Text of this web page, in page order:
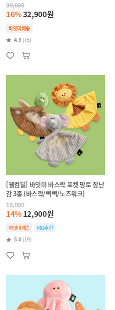
39,000
16%32,900원
바잇미배송
4.9 (75)
[웰컴딜] 바잇미 바스락 포켓 망토 장난
감 3종 (바스락/삑삑/노즈워크)
15,000
14%12,900원
바잇미배송
MD추천
5.0 (19)